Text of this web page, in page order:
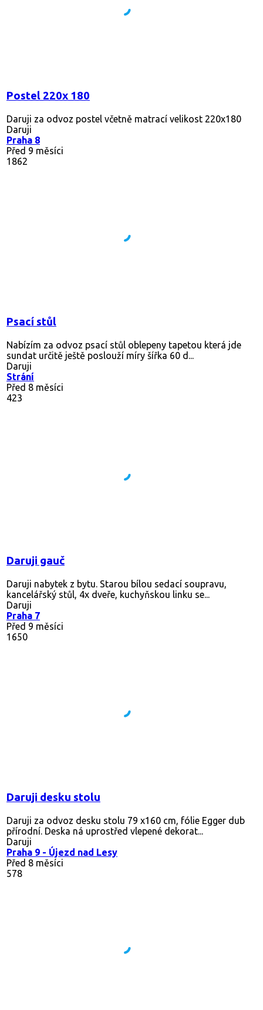
Postel 220x 180
Daruji za odvoz postel včetně matrací velikost 220x180
Daruji
Praha 8
Před 9 měsíci
1862
Psací stůl
Nabízím za odvoz psací stůl oblepeny tapetou která jde
sundat určitě ještě poslouží míry šířka 60 d...
Daruji
Strání
Před 8 měsíci
423
Daruji gauč
Daruji nabytek z bytu. Starou bílou sedací soupravu,
kancelářský stůl, 4x dveře, kuchyňskou linku se...
Daruji
Praha 7
Před 9 měsíci
1650
Daruji desku stolu
Daruji za odvoz desku stolu 79 x160 cm, fólie Egger dub
přírodní. Deska ná uprostřed vlepené dekorat...
Daruji
Praha 9 - Újezd nad Lesy
Před 8 měsíci
578